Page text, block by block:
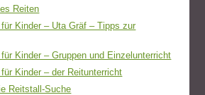
Reiten
für Kinder – Uta Gräf – Tipps zur
für Kinder – Gruppen und Einzelunterricht
Kinder – der Reitunterricht
Reitstall-Suche